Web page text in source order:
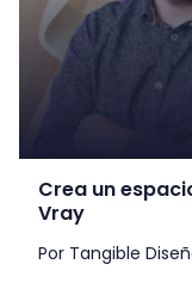
Crea un
Vray
Por Tangible